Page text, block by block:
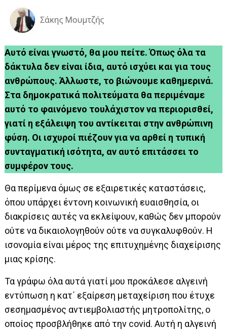
Αυτό είναι γνωστό, θα μου πείτε. Όπως όλα τα
δάκτυλα δεν είναι ίδια, αυτό ισχύει και για τους
ανθρώπους. Άλλωστε, το βιώνουμε καθημερινά.
Στα δημοκρατικά πολιτεύματα θα περιμέναμε
αυτό το φαινόμενο τουλάχιστον να περιορισθεί,
γιατί η εξάλειψη του αντίκειται στην ανθρώπινη
φύση. Οι ισχυροί πιέζουν για να αρθεί η τυπική
συνταγματική ισότητα, αν αυτό επιτάσσει το
συμφέρον τους.
Θα περίμενα όμως σε εξαιρετικές καταστάσεις,
όπου υπάρχει έντονη κοινωνική ευαισθησία, οι
διακρίσεις αυτές να εκλείψουν, καθώς δεν μπορούν
ούτε να δικαιολογηθούν ούτε να συγκαλυφθούν. Η
ισονομία είναι μέρος της επιτυχημένης διαχείρισης
μιας κρίσης.
Τα γράφω όλα αυτά γιατί μου προκάλεσε αλγεινή
εντύπωση η κατ΄ εξαίρεση μεταχείριση που έτυχε
σεσημασμένος αντιεμβολιαστής μητροπολίτης, ο
οποίος προσβλήθηκε από την covid. Αυτή η αλγεινή